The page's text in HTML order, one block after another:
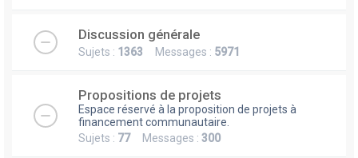
Discussion générale
Sujets : 1363 Messages : 5971
Propositions de projets
Espace réservé à la proposition de projets à
financement communautaire.
Sujets : 77Messages : 300